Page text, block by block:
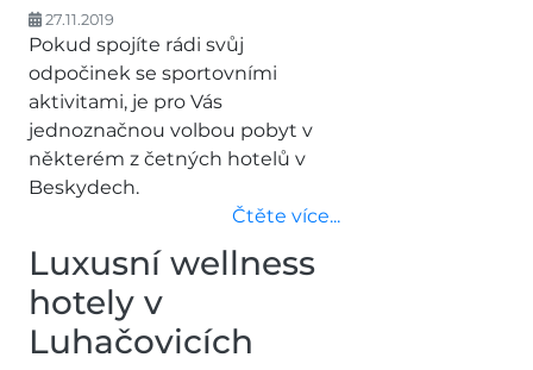
27.11.2019
Pokud spojíte rádi svůj
odpočinek se sportovními
aktivitami, je pro Vás
jednoznačnou volbou pobyt v
některém z četných hotelů v
Beskydech.
Čtěte více...
Luxusní wellness
hotely v
Luhačovicích